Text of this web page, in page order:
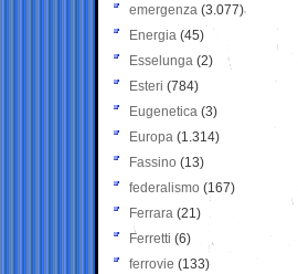
emergenza (3.077)
Energia (45)
Esselunga (2)
Esteri (784)
Eugenetica (3)
Europa (1.314)
Fassino (13)
federalismo (167)
Ferrara (21)
Ferretti (6)
ferrovie (133)